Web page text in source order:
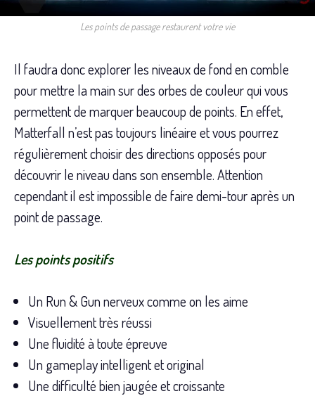
Les points de passage restaurent votre vie
Il faudra donc explorer les niveaux de fond en comble
pour mettre la main sur des orbes de couleur qui vous
permettent de marquer beaucoup de points. En effet,
Matterfall n’est pas toujours linéaire et vous pourrez
régulièrement choisir des directions opposés pour
découvrir le niveau dans son ensemble. Attention
cependant il est impossible de faire demi-tour après un
point de passage.
Les points positifs
Un Run & Gun nerveux comme on les aime
Visuellement très réussi
Une fluidité à toute épreuve
Un gameplay intelligent et original
Une difficulté bien jaugée et croissante